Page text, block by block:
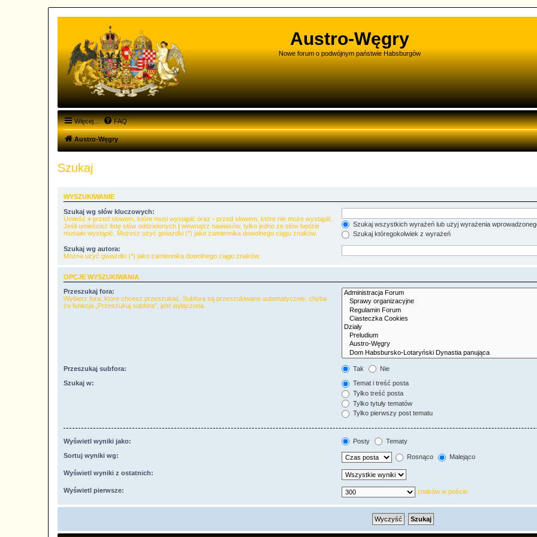
Austro-Węgry
Nowe forum o podwójnym państwie Habsburgów
Więcej… FAQ
Austro-Węgry
Szukaj
WYSZUKIWANIE
Szukaj wg słów kluczowych:
Umieść + przed słowem, które musi wystąpić oraz - przed słowem, które nie może wystąpić.
Jeśli umieścisz listę słów oddzielonych | wewnątrz nawiasów, tylko jedno ze słów będzie
musiało wystąpić. Możesz użyć gwiazdki (*) jako zamiennika dowolnego ciągu znaków.
Szukaj wszystkich wyrażeń lub użyj wyrażenia
Szukaj któregokolwiek z wyrażeń
Szukaj wg autora:
Można użyć gwiazdki (*) jako zamiennika dowolnego ciągu znaków.
OPCJE WYSZUKIWANIA
Przeszukaj fora:
Wybierz fora, które chcesz przeszukać. Subfora są przeszukiwane automatycznie, chyba
że funkcja „Przeszukuj subfora”, jest wyłączona.
Przeszukaj subfora: Tak Nie
Szukaj w:
Temat i treść posta
Tylko treść posta
Tylko tytuły tematów
Tylko pierwszy post tematu
Wyświetl wyniki jako: Posty Tematy
Sortuj wyniki wg: Rosnąco Malejąco
Wyświetl wyniki z ostatnich:
Wyświetl pierwsze: znaków w poście